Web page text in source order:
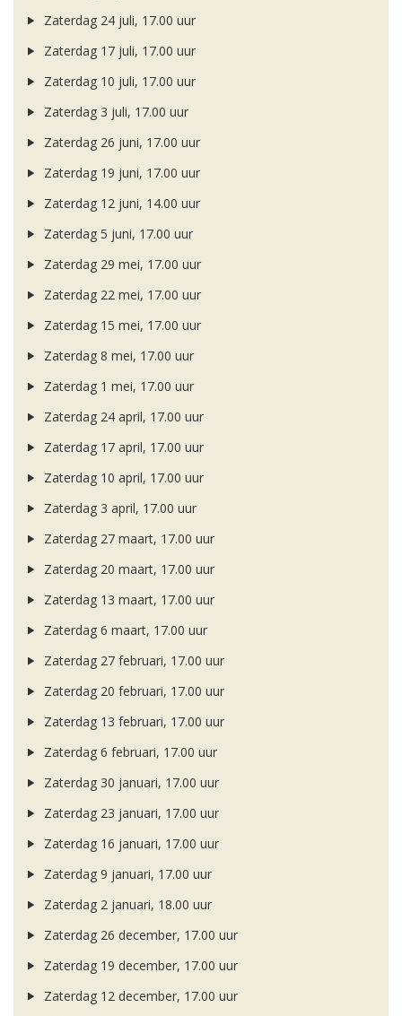
Zaterdag 24 juli, 17.00 uur
Zaterdag 17 juli, 17.00 uur
Zaterdag 10 juli, 17.00 uur
Zaterdag 3 juli, 17.00 uur
Zaterdag 26 juni, 17.00 uur
Zaterdag 19 juni, 17.00 uur
Zaterdag 12 juni, 14.00 uur
Zaterdag 5 juni, 17.00 uur
Zaterdag 29 mei, 17.00 uur
Zaterdag 22 mei, 17.00 uur
Zaterdag 15 mei, 17.00 uur
Zaterdag 8 mei, 17.00 uur
Zaterdag 1 mei, 17.00 uur
Zaterdag 24 april, 17.00 uur
Zaterdag 17 april, 17.00 uur
Zaterdag 10 april, 17.00 uur
Zaterdag 3 april, 17.00 uur
Zaterdag 27 maart, 17.00 uur
Zaterdag 20 maart, 17.00 uur
Zaterdag 13 maart, 17.00 uur
Zaterdag 6 maart, 17.00 uur
Zaterdag 27 februari, 17.00 uur
Zaterdag 20 februari, 17.00 uur
Zaterdag 13 februari, 17.00 uur
Zaterdag 6 februari, 17.00 uur
Zaterdag 30 januari, 17.00 uur
Zaterdag 23 januari, 17.00 uur
Zaterdag 16 januari, 17.00 uur
Zaterdag 9 januari, 17.00 uur
Zaterdag 2 januari, 18.00 uur
Zaterdag 26 december, 17.00 uur
Zaterdag 19 december, 17.00 uur
Zaterdag 12 december, 17.00 uur